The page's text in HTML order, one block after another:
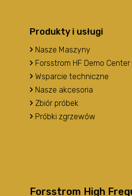
Produkty i usługi
Nasze Maszyny
Forsstrom HF Demo Center
Wsparcie techniczne
Nasze akcesoria
Zbiór próbek
Próbki zgrzewów
Forsstrom High